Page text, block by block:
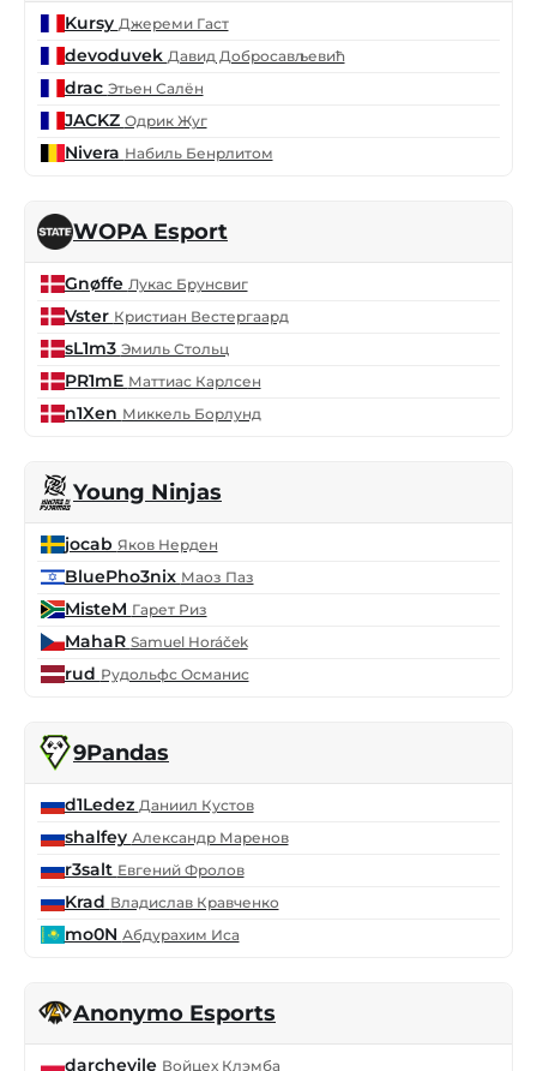
Kursy Джереми Гаст
devoduvek Давид Добросављевић
drac Этьен Салён
JACKZ Одрик Жуг
Nivera Набиль Бенрлитом
WOPA Esport
Gnøffe Лукас Брунсвиг
Vster Кристиан Вестергаард
sL1m3 Эмиль Стольц
PR1mE Маттиас Карлсен
n1Xen Миккель Борлунд
Young Ninjas
jocab Яков Нерден
BluePho3nix Маоз Паз
MisteM Гарет Риз
MahaR Samuel Horáček
rud Рудольфс Османис
9Pandas
d1Ledez Даниил Кустов
shalfey Александр Маренов
r3salt Евгений Фролов
Krad Владислав Кравченко
mo0N Абдурахим Иса
Anonymo Esports
darchevile Войцех Клэмба